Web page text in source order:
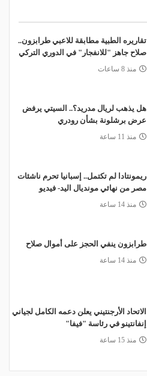
تقاريره الطبية مطابقة للاعبي طرابزون..
صلاح جاهز "للانفجار" في الدوري التركي
منذ 8 ساعات
هل يذهب لريال مدريد؟.. السيتي يرفض
عرض برشلونة بشأن رودري
منذ 11 ساعة
ريمونتادا لم تكتمل.. إسبانيا تحرم ناشئات
مصر من نهائي مونديال اليد- فيديو
منذ 14 ساعة
طرابزون ينفي الحجز على أموال صلاح
منذ 14 ساعة
الاتحاد الأرجنتيني يعلن دعمه الكامل لجياني
إنفانتينو في رئاسة "فيفا"
منذ 15 ساعة